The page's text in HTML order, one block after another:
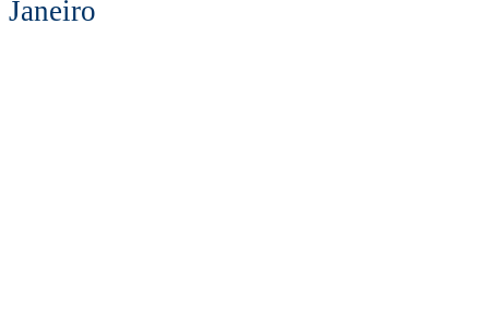
Janeiro